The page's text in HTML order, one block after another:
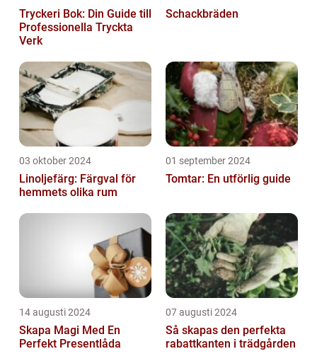
Tryckeri Bok: Din Guide till
Professionella Tryckta
Verk
Schackbräden
03 oktober 2024
Linoljefärg: Färgval för
hemmets olika rum
01 september 2024
Tomtar: En utförlig guide
14 augusti 2024
Skapa Magi Med En
Perfekt Presentlåda
07 augusti 2024
Så skapas den perfekta
rabattkanten i trädgården